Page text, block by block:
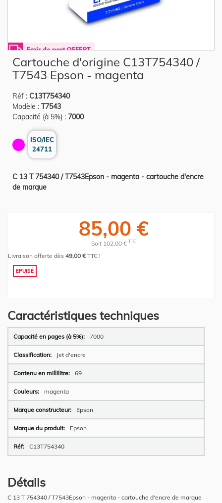
the
beginning
images
gallery
Cartouche d'origine C13T754340 /
T7543 Epson - magenta
Réf : C13T754340
Modèle : T7543
Capacité (à 5%) : 7000
ISO/IEC
24711
C 13 T 754340 / T7543Epson - magenta - cartouche d'encre
de marque
85,00 €
Soit 102,00 € TTC
Livraison offerte dès 49,00 €TTC !
EPUISÉ
Caractéristiques techniques
Plus
d’information
7000
Jet d'encre
69
magenta
Epson
Epson
C13T754340
Détails
C 13 T 754340 / T7543Epson - magenta - cartouche d'encre de marque